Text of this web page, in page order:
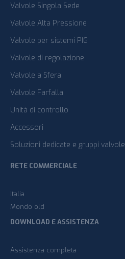
Valvole Singola Sede
Valvole Alta Pressione
Valvole per sistemi PIG
Valvole di regolazione
Valvole a Sfera
Valvole Farfalla
Unità di controllo
Accessori
Soluzioni dedicate e gruppi valvole
RETE COMMERCIALE
Italia
Mondo old
DOWNLOAD E ASSISTENZA
Assistenza completa